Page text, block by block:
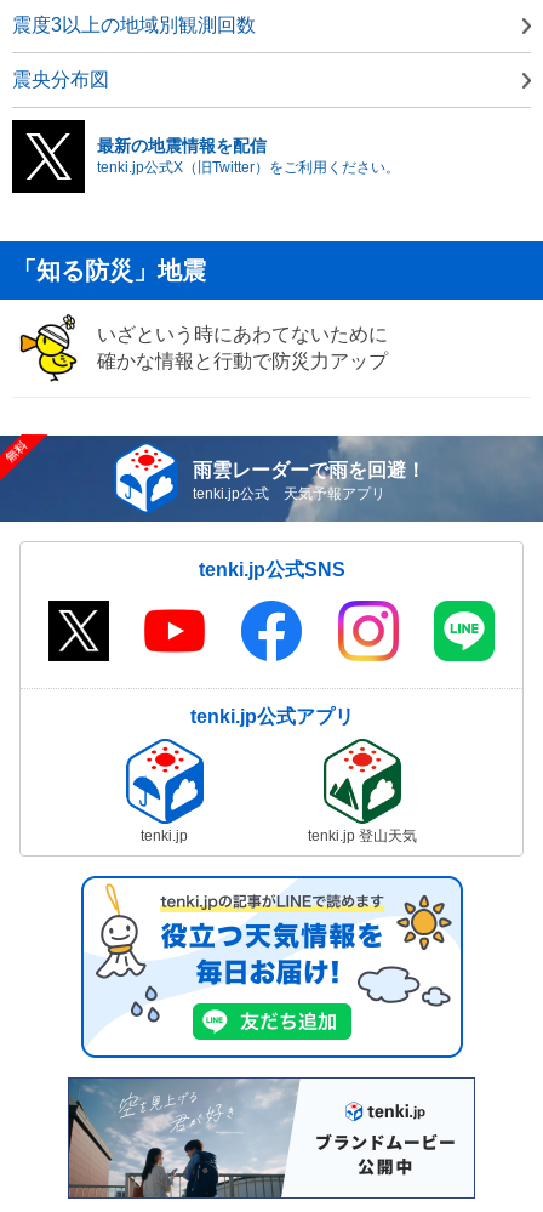
震度3以上の地域別観測回数
震央分布図
最新の地震情報を配信
tenki.jp公式X（旧Twitter）をご利用ください。
「知る防災」地震
いざという時にあわてないために
確かな情報と行動で防災力アップ
雨雲レーダーで雨を回避！
tenki.jp公式 天気予報アプリ
tenki.jp公式SNS
tenki.jp公式アプリ
tenki.jp tenki.jp 登山天気